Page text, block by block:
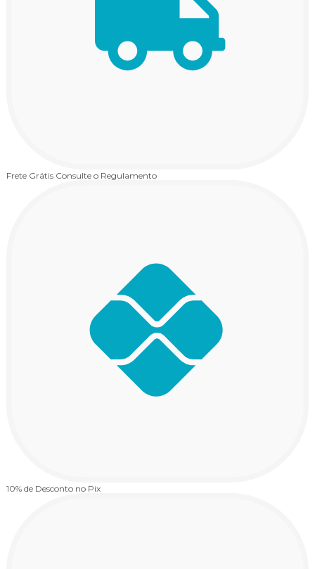
Frete Grátis Consulte o Regulamento
10% de Desconto no Pix